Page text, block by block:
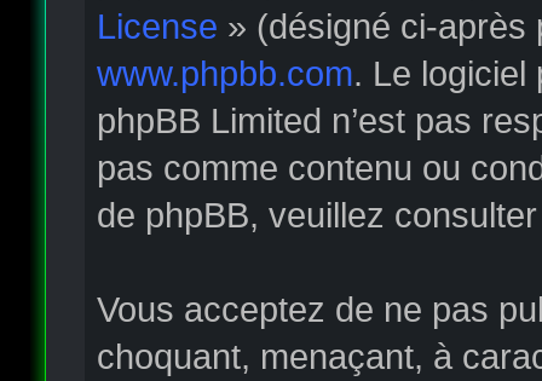
License » (désigné ci-après
www.phpbb.com. Le logiciel
phpBB Limited n’est pas
pas comme contenu ou
de phpBB, veuillez
Vous acceptez de ne pas
choquant, menaçant, à